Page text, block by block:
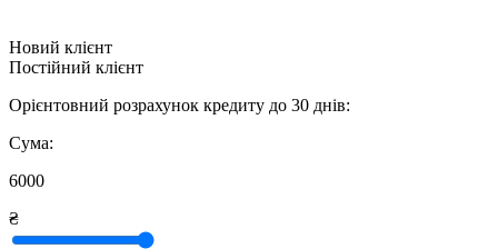
Новий клієнт
Постійний клієнт
Орієнтовний розрахунок кредиту до 30 днів:
Сума:
6000
₴